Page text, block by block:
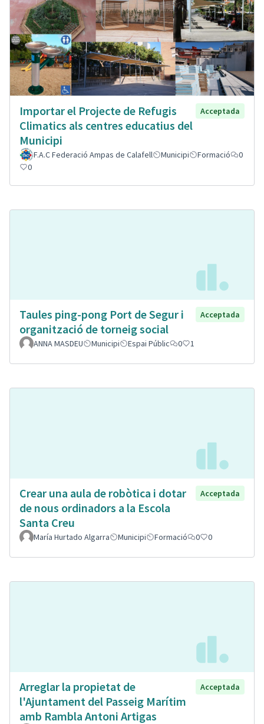
Importar el Projecte de Refugis
Climatics als centres educatius del
Municipi
Acceptada
F.A.C Federació Ampas de Calafell Municipi Formació
0
0
Taules ping-pong Port de Segur i
organització de torneig social
Acceptada
ANNA MASDEU Municipi Espai Públic 0 1
Crear una aula de robòtica i dotar
de nous ordinadors a la Escola
Santa Creu
Acceptada
María Hurtado Algarra Municipi Formació 0 0
Arreglar la propietat de
l'Ajuntament del Passeig Marítim
amb Rambla Antoni Artigas
Acceptada